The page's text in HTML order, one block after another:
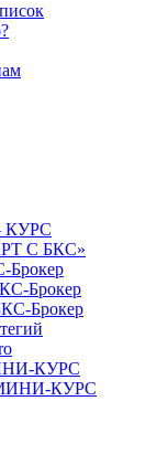
КУРС
С БКС»
Брокер
Брокер
Брокер
КУРС
МИНИ-КУРС